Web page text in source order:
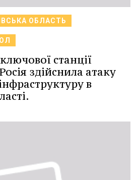
ОБЛАСТЬ
станції
здійснила атаку
в